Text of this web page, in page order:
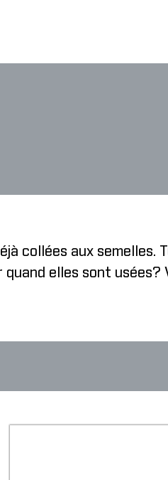
collées aux semelles.
elles sont usées?